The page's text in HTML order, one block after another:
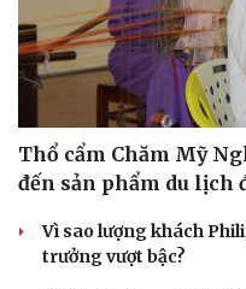
Nam khoa
Làm đẹp - giảm cân
Phòng mạch online
Ăn sạch sống khỏe
Thổ cẩm Chăm Mỹ
đến sản phẩm du lịch
Vì sao lượng khách
trưởng vượt bậc?